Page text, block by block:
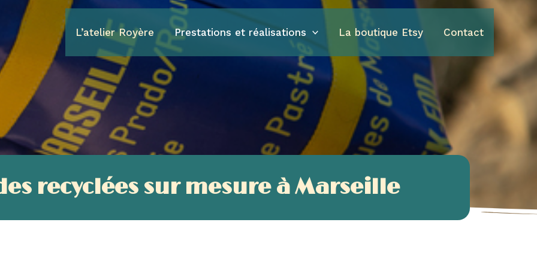
L’atelier Royère Prestations et réalisations La boutique Etsy Contact
recyclées sur mesure à Marseille